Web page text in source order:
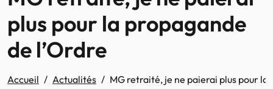
plus pour la propagande
de l’Ordre
Accueil Actualités MG retraité, je ne paierai plus pour la